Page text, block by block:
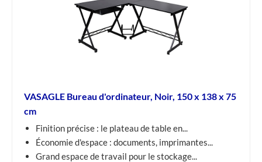
VASAGLE Bureau d'ordinateur, Noir, 150 x 138 x 75
cm
Finition précise : le plateau de table en...
Économie d'espace : documents, imprimantes...
Grand espace de travail pour le stockage...